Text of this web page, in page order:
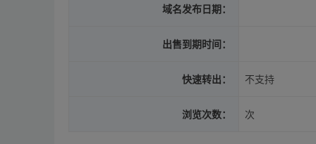
域名发布日期：
出售到期时间：
快速转出： 不支持
浏览次数： 次